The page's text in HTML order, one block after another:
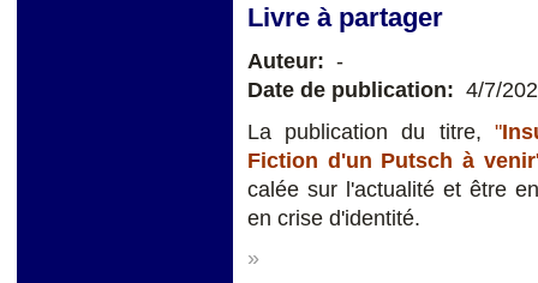
Livre à partager
Auteur: -
Date de publication: 4/7/
La publication du titre, "
Fiction d'un Putsch à venir
calée sur l'actualité et être
en crise d'identité.
»